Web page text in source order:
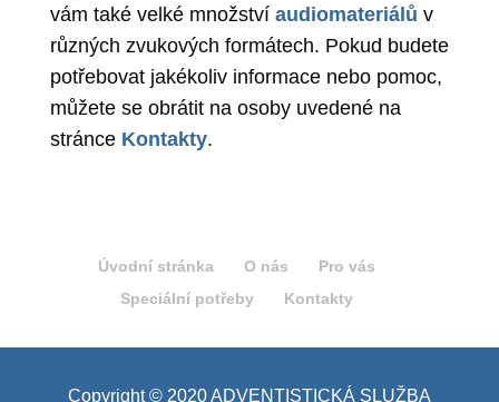
vám také velké množství audiomateriálů v
různých zvukových formátech. Pokud budete
potřebovat jakékoliv informace nebo pomoc,
můžete se obrátit na osoby uvedené na
stránce Kontakty.
Úvodní stránka O nás
Pro vás
Speciální potřeby
Kontakty
Copyright © 2020 ADVENTISTICKÁ SLUŽBA